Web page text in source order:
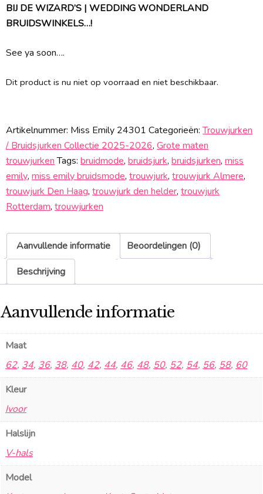
BIJ DE WIZARD’S | WEDDING WONDERLAND
BRUIDSWINKELS…!
See ya soon….
Dit product is nu niet op voorraad en niet beschikbaar.
Artikelnummer: Miss Emily 24301 Categorieën:Trouwjurken
/ Bruidsjurken Collectie 2025-2026, Grote maten
trouwjurken Tags: bruidmode, bruidsjurk, bruidsjurken, miss
emily, miss emily bruidsmode, trouwjurk, trouwjurk Almere,
trouwjurk Den Haag, trouwjurk den helder, trouwjurk
Rotterdam, trouwjurken
Aanvullende informatie
Beoordelingen (0)
Beschrijving
Aanvullende informatie
Maat
62, 34, 36, 38, 40, 42, 44, 46, 48, 50, 52, 54, 56, 58, 60
Kleur
Ivoor
Halslijn
V-hals
Model